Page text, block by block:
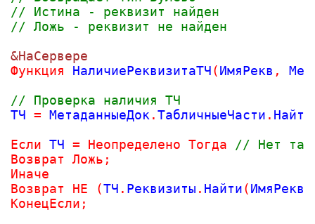
// Истина - реквизит найден
// Ложь - реквизит не найден
&НаСервере
Функция НаличиеРеквизитаТЧ(ИмяРекв ,
// Проверка наличия ТЧ
ТЧ = МетаданныеДок .ТабличныеЧасти . Найти
Если ТЧ = Неопределено Тогда
// Нет
Возврат
Ложь ;
Иначе
Возврат
НЕ (ТЧ . Реквизиты . Найти(ИмяРекв
КонецЕсли ;